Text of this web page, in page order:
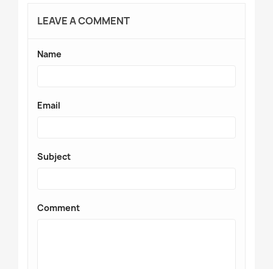
LEAVE A COMMENT
Name
Email
Subject
Comment